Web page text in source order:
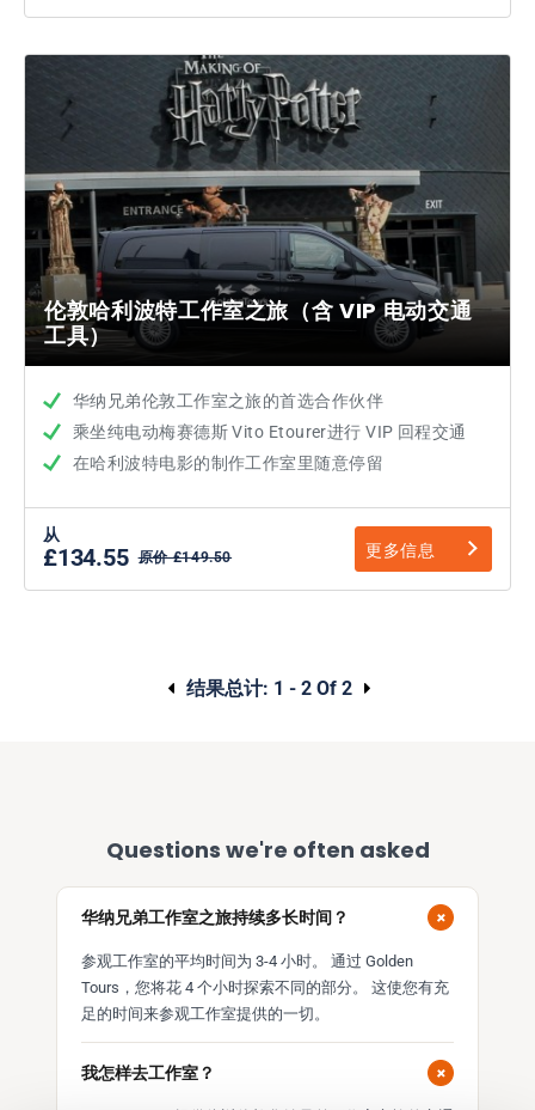
伦敦哈利波特工作室之旅（含 VIP 电动交通
工具）
华纳兄弟伦敦工作室之旅的首选合作伙伴
乘坐纯电动梅赛德斯 Vito Etourer进行 VIP 回程交通
在哈利波特电影的制作工作室里随意停留
从
£134.55 原价 £149.50 更多信息
结果总计: 1 - 2 Of 2
Questions we're often asked
华纳兄弟工作室之旅持续多长时间？ +
参观工作室的平均时间为 3-4 小时。 通过 Golden
Tours，您将花 4 个小时探索不同的部分。 这使您有充
足的时间来参观工作室提供的一切。
我怎样去工作室？ +